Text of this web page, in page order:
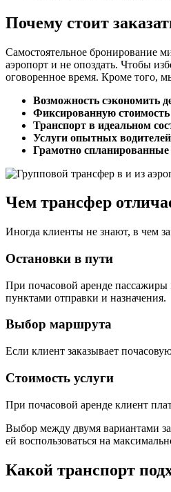
Почему стоит
Самостоятельное бронирование
аэропорт и не опоздать. Чтобы
оговоренное время. Кроме того,
Возможность сэкономить
Фиксированную стоимость
Транспорт в идеальном
Услуги опытных водителей
Грамотно
Чем трансфер
Иногда клиенты не знают, в чем
Остановки в пути
При почасовой аренде пассажиры
пунктами отправки и назначения.
Выбор маршрута
Если клиент заказывает
Стоимость услуги
При почасовой аренде клиент
Выбор между двумя вариантами
ей воспользоваться на
Какой транспорт